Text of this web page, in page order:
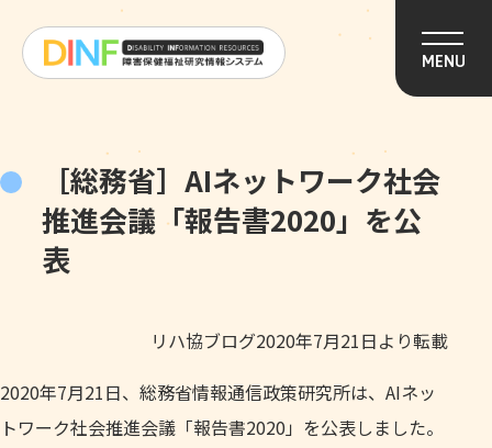
MENU
［総務省］AIネットワーク社会
推進会議「報告書2020」を公
表
リハ協ブログ2020年7月21日より転載
2020年7月21日、総務省情報通信政策研究所は、AIネッ
トワーク社会推進会議「報告書2020」を公表しました。